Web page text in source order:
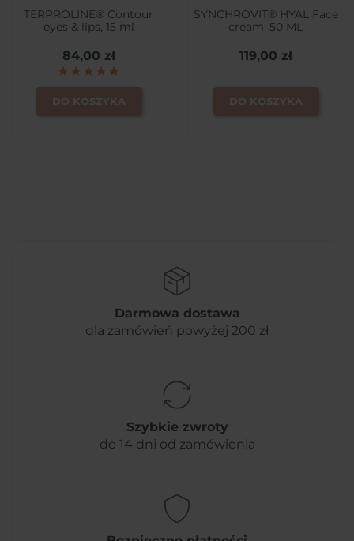
TERPROLINE® Contour
eyes & lips, 15 ml
84,00 zł
DO KOSZYKA
SYNCHROVIT® HYAL Face
cream, 50 ML
119,00 zł
DO KOSZYKA
Darmowa dostawa
dla zamówień powyżej 200 zł
Szybkie zwroty
do 14 dni od zamówienia